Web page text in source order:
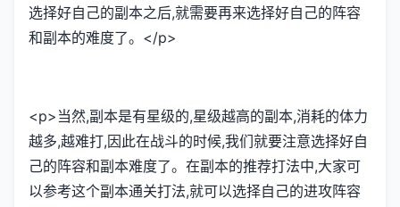
选择好自己的副本之后,就需要再来选择好自己的阵容
和副本的难度了。</p>
<p>当然,副本是有星级的,星级越高的副本,消耗的体力
越多,越难打,因此在战斗的时候,我们就要注意选择好自
己的阵容和副本难度了。在副本的推荐打法中,大家可
以参考这个副本通关打法,就可以选择自己的进攻阵容